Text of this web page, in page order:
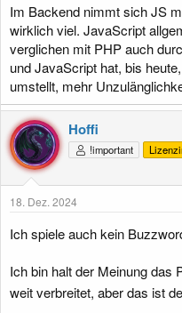
Im Backend nimmt sich JS
wirklich viel. JavaScript
verglichen mit PHP auch
und JavaScript hat, bis
umstellt, mehr
Hoffi
!important
18. Dez. 2024
Ich spiele auch kein
Ich bin halt der Meinung das
weit verbreitet, aber das ist